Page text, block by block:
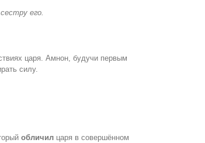
его.
царя. Амнон, будучи первым
силу.
обличилцаря в совершённом